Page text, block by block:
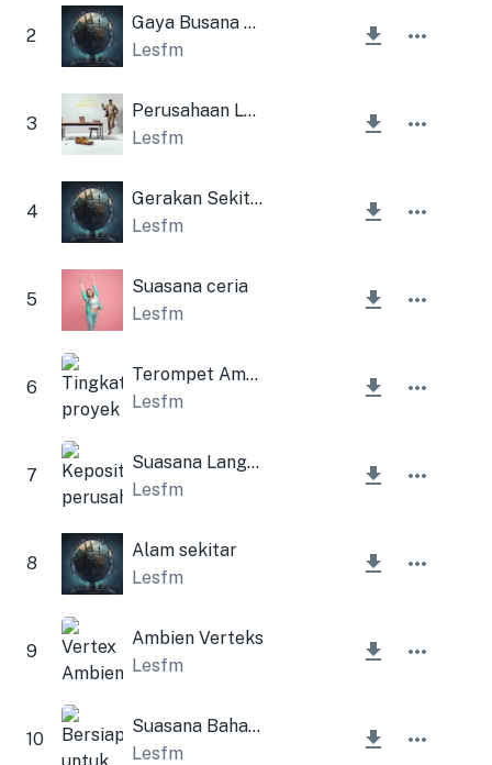
2
Gaya Busana Ambient
Lesfm
3
Perusahaan Lampu
Lesfm
4
Gerakan Sekitar
Lesfm
5
Suasana ceria
Lesfm
6
Terompet Ambien Alam
Lesfm
7
Suasana Langsung
Lesfm
8
Alam sekitar
Lesfm
9
Ambien Verteks
Lesfm
10
Suasana Bahagia dan Ukulele
Lesfm